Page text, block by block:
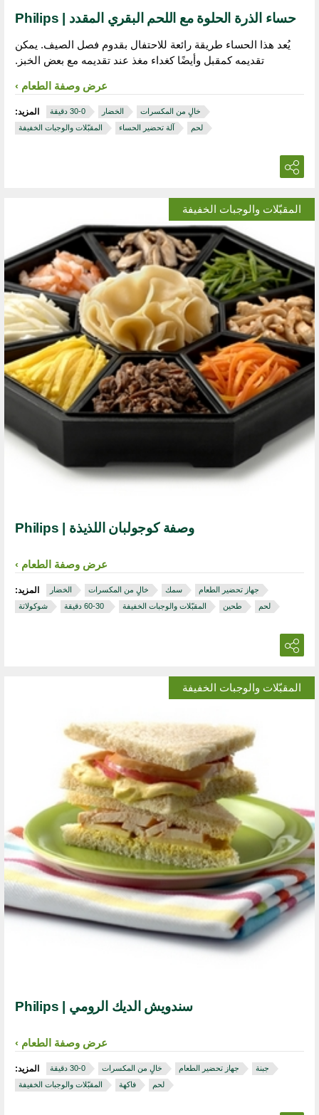
حساء الذرة الحلوة مع اللحم البقري المقدد | Philips
يُعد هذا الحساء طريقة رائعة للاحتفال بقدوم فصل الصيف. يمكن
تقديمه كمقبل وأيضًا كغداء مغذ عند تقديمه مع بعض الخبز.
عرض وصفة الطعام
المزيد: الخضار
خالٍ من المكسرات
المقبّلات والوجبات الخفيفة
آلة تحضير الحساء لحم
المقبّلات والوجبات الخفيفة
وصفة كوجولبان اللذيذة | Philips
عرض وصفة الطعام
المزيد: الخضار خالٍ من المكسرات سمك
جهاز تحضير الطعام
شوكولاتة
‏ 30‏-60 دقيقة المقبّلات والوجبات الخفيفة طحين لحم
المقبّلات والوجبات الخفيفة
سندويش الديك الرومي | Philips
عرض وصفة الطعام
المزيد: خالٍ من المكسرات جهاز تحضير الطعام
جبنة
المقبّلات والوجبات الخفيفة
فاكهة لحم